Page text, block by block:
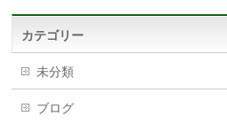
カテゴリー
未分類
ブログ